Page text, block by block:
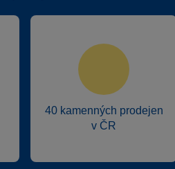
40 kamenných prodejen
v ČR